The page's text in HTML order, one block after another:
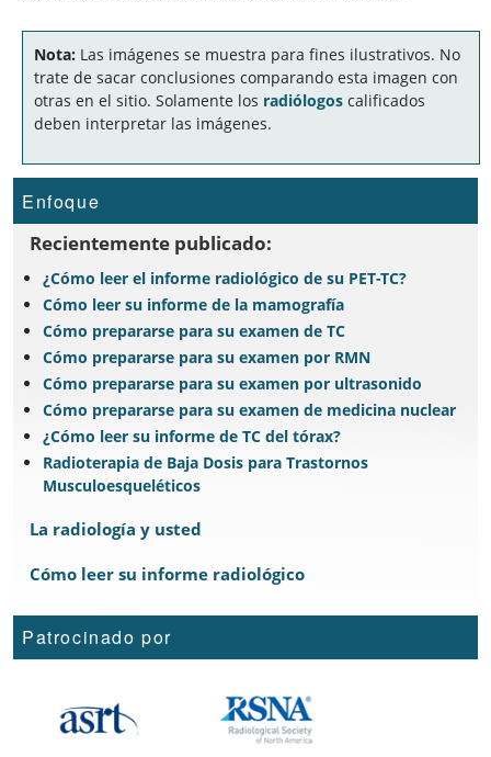
Nota: Las imágenes se muestra para fines ilustrativos. No
trate de sacar conclusiones comparando esta imagen con
otras en el sitio. Solamente los radiólogos calificados
deben interpretar las imágenes.
Enfoque
Recientemente publicado:
¿Cómo leer el informe radiológico de su PET-TC?
Cómo leer su informe de la mamografía
Cómo prepararse para su examen de TC
Cómo prepararse para su examen por RMN
Cómo prepararse para su examen por ultrasonido
Cómo prepararse para su examen de medicina nuclear
¿Cómo leer su informe de TC del tórax?
Radioterapia de Baja Dosis para Trastornos
Musculoesqueléticos
La radiología y usted
Cómo leer su informe radiológico
Patrocinado por